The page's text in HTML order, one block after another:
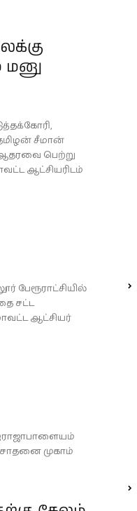
மனு
சீமான்
பெற்று
ஆட்சியரிடம்
பேரூராட்சியில்
சட்ட
ஆட்சியர்
முகாம்